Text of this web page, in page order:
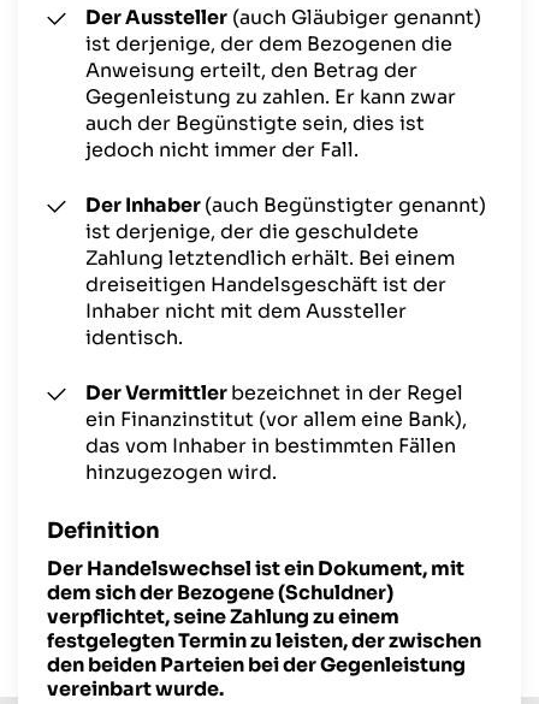
Der Aussteller (auch Gläubiger genannt)
ist derjenige, der dem Bezogenen die
Anweisung erteilt, den Betrag der
Gegenleistung zu zahlen. Er kann zwar
auch der Begünstigte sein, dies ist
jedoch nicht immer der Fall.
Der Inhaber(auch Begünstigter genannt)
ist derjenige, der die geschuldete
Zahlung letztendlich erhält. Bei einem
dreiseitigen Handelsgeschäft ist der
Inhaber nicht mit dem Aussteller
identisch.
Der Vermittlerbezeichnet in der Regel
ein Finanzinstitut (vor allem eine Bank),
das vom Inhaber in bestimmten Fällen
hinzugezogen wird.
Definition
Der Handelswechsel ist ein Dokument, mit
dem sich der Bezogene (Schuldner)
verpflichtet, seine Zahlung zu einem
festgelegten Termin zu leisten, der zwischen
den beiden Parteien bei der Gegenleistung
vereinbart wurde.